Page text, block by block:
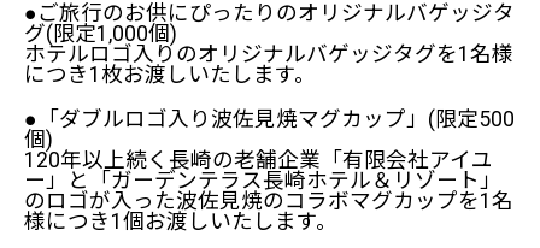
●ご旅行のお供にぴったりのオリジナルバゲッジタ
グ(限定1,000個)
ホテルロゴ入りのオリジナルバゲッジタグを1名様
につき1枚お渡しいたします。
●「ダブルロゴ入り波佐見焼マグカップ」(限定500
個)
120年以上続く長崎の老舗企業「有限会社アイユ
ー」と「ガーデンテラス長崎ホテル＆リゾート」
のロゴが入った波佐見焼のコラボマグカップを1名
様につき1個お渡しいたします。